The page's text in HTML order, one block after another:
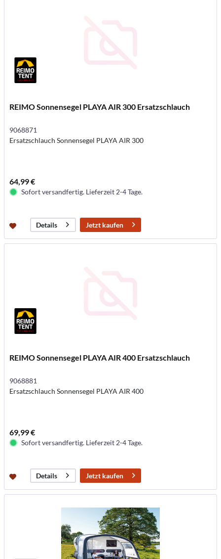
REIMO Sonnensegel PLAYA AIR 300 Ersatzschlauch
9068871
Ersatzschlauch Sonnensegel PLAYA AIR 300
64,99 €
Sofort versandfertig. Lieferzeit 2-4 Tage.
Details Jetzt kaufen
REIMO Sonnensegel PLAYA AIR 400 Ersatzschlauch
9068881
Ersatzschlauch Sonnensegel PLAYA AIR 400
69,99 €
Sofort versandfertig. Lieferzeit 2-4 Tage.
Details Jetzt kaufen